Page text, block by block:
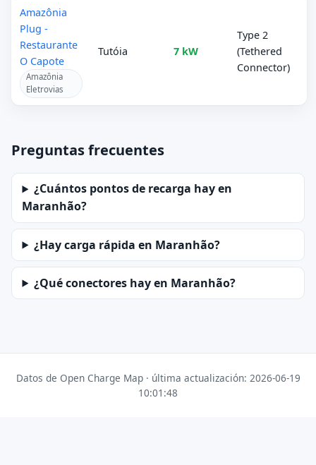
Amazônia
Plug -
Restaurante
O Capote
Amazônia
Eletrovias
Tutóia 7 kW
Type 2
(Tethered
Connector)
Preguntas frecuentes
¿Cuántos pontos de recarga hay en
Maranhão?
¿Hay carga rápida en Maranhão?
¿Qué conectores hay en Maranhão?
Datos de Open Charge Map · última actualización: 2026-06-19
10:01:48